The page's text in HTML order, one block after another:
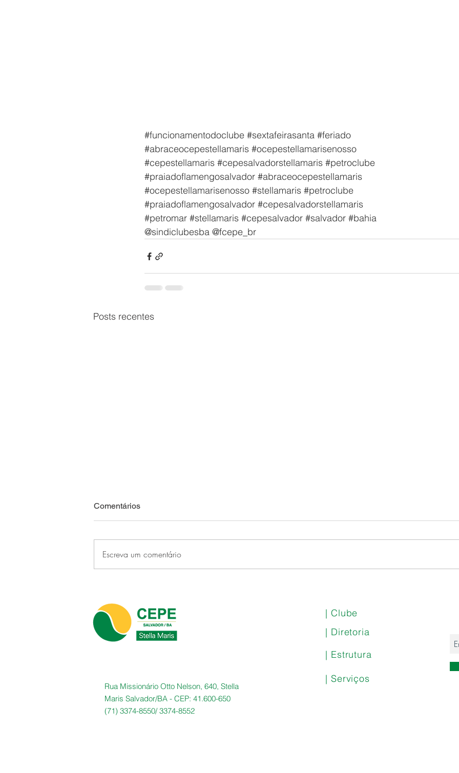
#funcionamentodoclube #sextafeirasanta #feriado
#abraceocepestellamaris #ocepestellamarisenosso
#cepestellamaris #cepesalvadorstellamaris #petroclube
#praiadoflamengosalvador #abraceocepestellamaris
#ocepestellamarisenosso #stellamaris #petroclube
#praiadoflamengosalvador #cepesalvadorstellamaris
#petromar #stellamaris #cepesalvador #salvador #bahia
@sindiclubesba @fcepe_br
Posts recentes
realizado em um clube no
Brasil
Comentários
Escreva um comentário
Rua Missionário Otto Nelson, 640, Stella
Maris Salvador/BA - CEP: 41.600-650
(71) 3374-8550/3374-8552
| Clube
| Diretoria
| Estrutura
| Serviços